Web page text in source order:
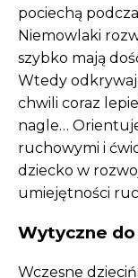
pociechą
Niemowlaki
szybko mają
Wtedy
chwili coraz
nagle…
ruchowymi i
dziecko w
umiejętności
Wytyczne
Wczesne